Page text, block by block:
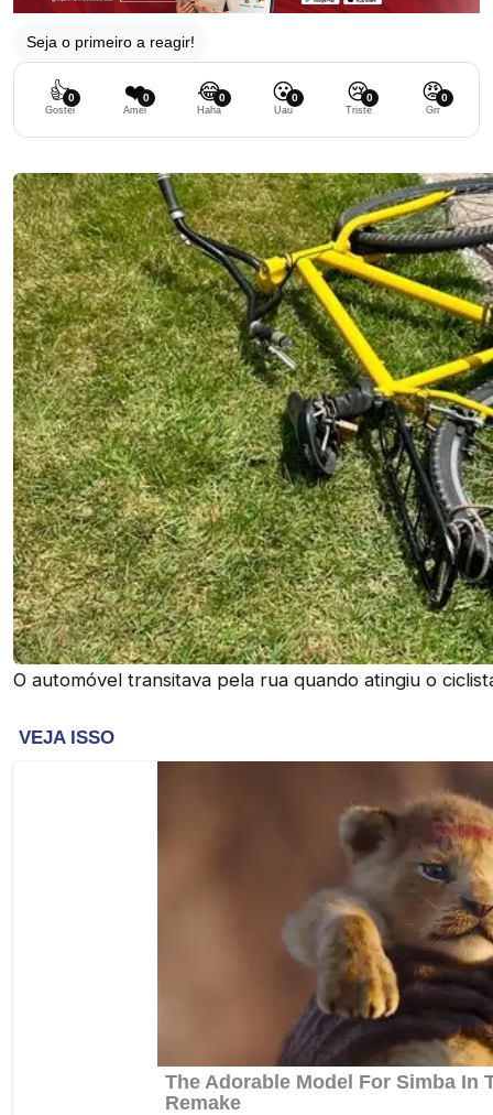
Seja o primeiro a reagir!
👍0
Gostei
❤️0
Amei
😂0
Haha
😮0
Uau
😢0
Triste
😡0
Grr
O automóvel transitava pela rua quando atingiu o